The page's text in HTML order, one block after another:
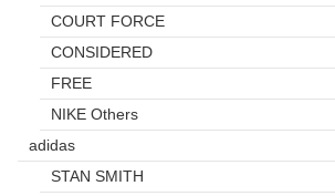
COURT FORCE
CONSIDERED
FREE
NIKE Others
adidas
STAN SMITH